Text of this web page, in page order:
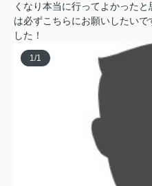
くなり本当に行ってよかった
は必ずこちらにお願いしたい
した！
1/1